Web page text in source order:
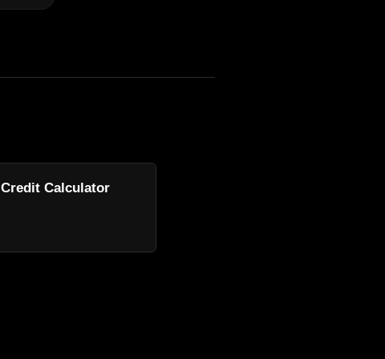
Credit Calculator